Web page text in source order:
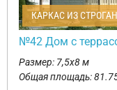
КАРКАС ИЗ
№42 Дом с
Размер: 7,5х8 м
Общая площадь: